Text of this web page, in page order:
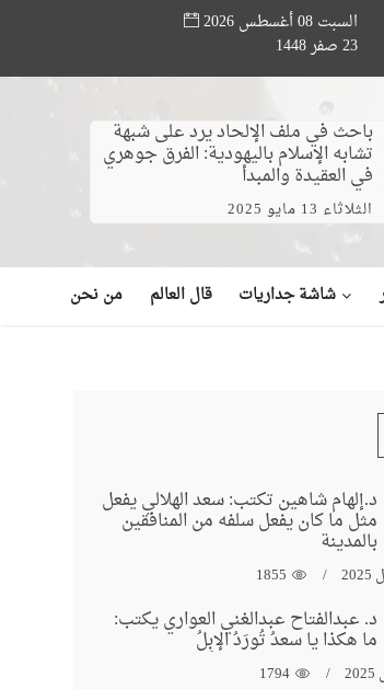
القرآنية.. ختام مسابقة «أصوات من السماء»السبت 08 أغسطس 2026
23 صفر 1448
باحث في ملف الإلحاد يرد على شبهة
تشابه الإسلام باليهودية: الفرق جوهري
في العقيدة والمبدأ
الثلاثاء 13 مايو 2025
شاشة جداريات قال العالم من نحن
د.إلهام شاهين تكتب: سعد الهلالي يفعل
مثل ما كان يفعل سلفه من المنافقين
بالمدينة
1855
د. عبدالفتاح عبدالغني العواري يكتب:
ما هكذا يا سعدُ تُورَدُ الإبِلُ
1794